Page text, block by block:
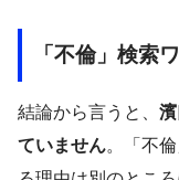
「不倫」検索
結論から言うと、
ていません。「不